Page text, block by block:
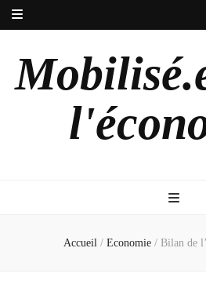
Accueil / Economie / Bilan de